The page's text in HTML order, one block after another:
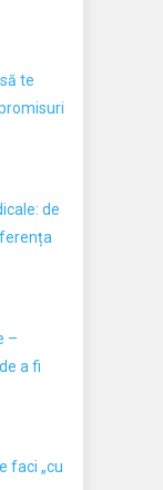
te
de
–
a fi
faci „cu